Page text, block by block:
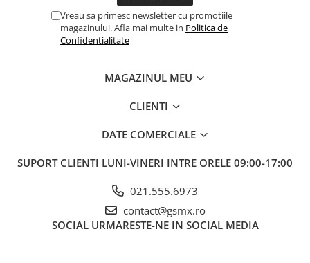
Vreau sa primesc newsletter cu promotiile
magazinului. Afla mai multe in Politica de
Confidentialitate
MAGAZINUL MEU
CLIENTI
DATE COMERCIALE
SUPORT CLIENTI LUNI-VINERI INTRE ORELE 09:00-17:00
021.555.6973
contact@gsmx.ro
SOCIAL URMARESTE-NE IN SOCIAL MEDIA